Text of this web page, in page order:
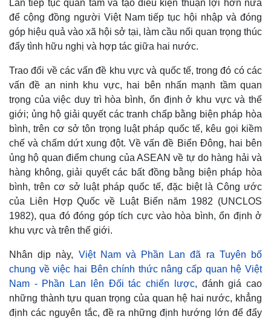
Lan tiếp tục quan tâm và tạo điều kiện thuận lợi hơn nữa
để cộng đồng người Việt Nam tiếp tục hội nhập và đóng
góp hiệu quả vào xã hội sở tại, làm cầu nối quan trọng thúc
đẩy tình hữu nghị và hợp tác giữa hai nước.
Trao đổi về các vấn đề khu vực và quốc tế, trong đó có các
vấn đề an ninh khu vực, hai bên nhấn mạnh tầm quan
trọng của việc duy trì hòa bình, ổn định ở khu vực và thế
giới; ủng hộ giải quyết các tranh chấp bằng biện pháp hòa
bình, trên cơ sở tôn trọng luật pháp quốc tế, kêu gọi kiềm
chế và chấm dứt xung đột. Về vấn đề Biển Đông, hai bên
ủng hộ quan điểm chung của ASEAN về tự do hàng hải và
hàng không, giải quyết các bất đồng bằng biện pháp hòa
bình, trên cơ sở luật pháp quốc tế, đặc biệt là Công ước
của Liên Hợp Quốc về Luật Biển năm 1982 (UNCLOS
1982), qua đó đóng góp tích cực vào hòa bình, ổn định ở
khu vực và trên thế giới.
Nhân dịp này, Việt Nam và Phần Lan đã ra Tuyên bố
chung về việc hai Bên chính thức nâng cấp quan hệ Việt
Nam - Phần Lan lên Đối tác chiến lược, đánh giá cao
những thành tựu quan trọng của quan hệ hai nước, khẳng
định các nguyên tắc, đề ra những định hướng lớn để đẩy